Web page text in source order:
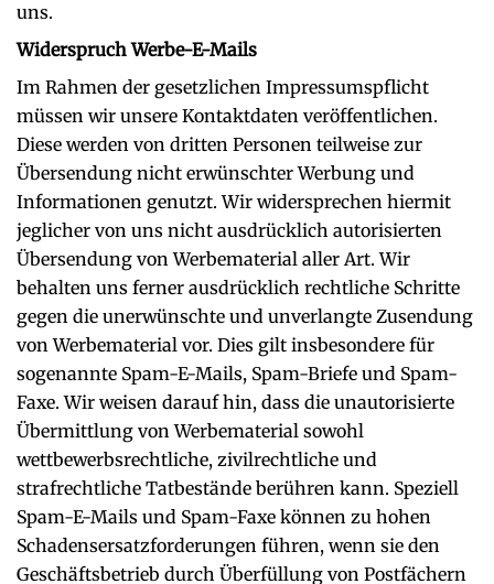
uns.
Widerspruch Werbe-E-Mails
Im Rahmen der gesetzlichen Impressumspflicht
müssen wir unsere Kontaktdaten veröffentlichen.
Diese werden von dritten Personen teilweise zur
Übersendung nicht erwünschter Werbung und
Informationen genutzt. Wir widersprechen hiermit
jeglicher von uns nicht ausdrücklich autorisierten
Übersendung von Werbematerial aller Art. Wir
behalten uns ferner ausdrücklich rechtliche Schritte
gegen die unerwünschte und unverlangte Zusendung
von Werbematerial vor. Dies gilt insbesondere für
sogenannte Spam-E-Mails, Spam-Briefe und Spam-
Faxe. Wir weisen darauf hin, dass die unautorisierte
Übermittlung von Werbematerial sowohl
wettbewerbsrechtliche, zivilrechtliche und
strafrechtliche Tatbestände berühren kann. Speziell
Spam-E-Mails und Spam-Faxe können zu hohen
Schadensersatzforderungen führen, wenn sie den
Geschäftsbetrieb durch Überfüllung von Postfächern